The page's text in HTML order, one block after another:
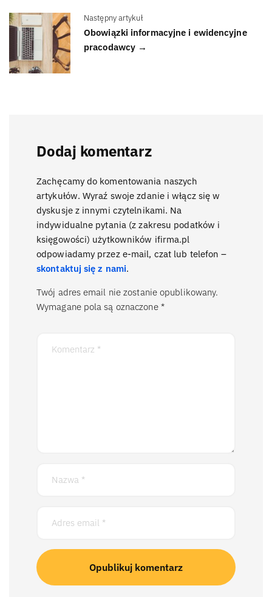
Następny artykuł
Obowiązki informacyjne i ewidencyjne
pracodawcy →
Dodaj komentarz
Zachęcamy do komentowania naszych
artykułów. Wyraź swoje zdanie i włącz się w
dyskusje z innymi czytelnikami. Na
indywidualne pytania (z zakresu podatków i
księgowości) użytkowników ifirma.pl
odpowiadamy przez e-mail, czat lub telefon –
skontaktuj się z nami.
Twój adres email nie zostanie opublikowany.
Wymagane pola są oznaczone *